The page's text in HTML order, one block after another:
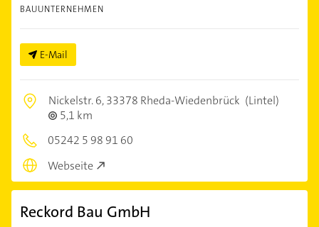
BAUUNTERNEHMEN
E-Mail
Nickelstr. 6,33378 Rheda-Wiedenbrück (Lintel)
5,1 km
05242 5 98 91 60
Webseite
Reckord Bau GmbH